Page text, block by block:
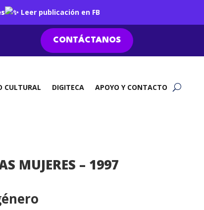
Leer publicación en FB
CONTÁCTANOS
CULTURAL DIGITECA APOYO Y CONTACTO
MUJERES – 1997